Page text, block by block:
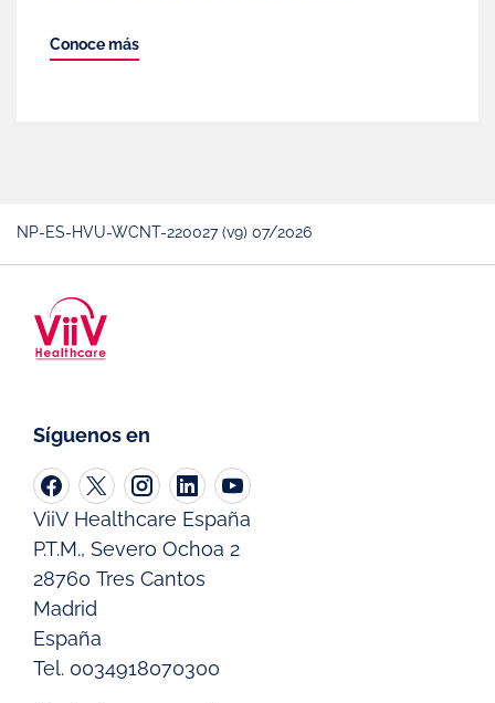
Conoce más
NP-ES-HVU-WCNT-220027 (v9) 07/2026
Síguenos en
ViiV Healthcare España
P.T.M., Severo Ochoa 2
28760 Tres Cantos
Madrid
España
Tel. 0034918070300